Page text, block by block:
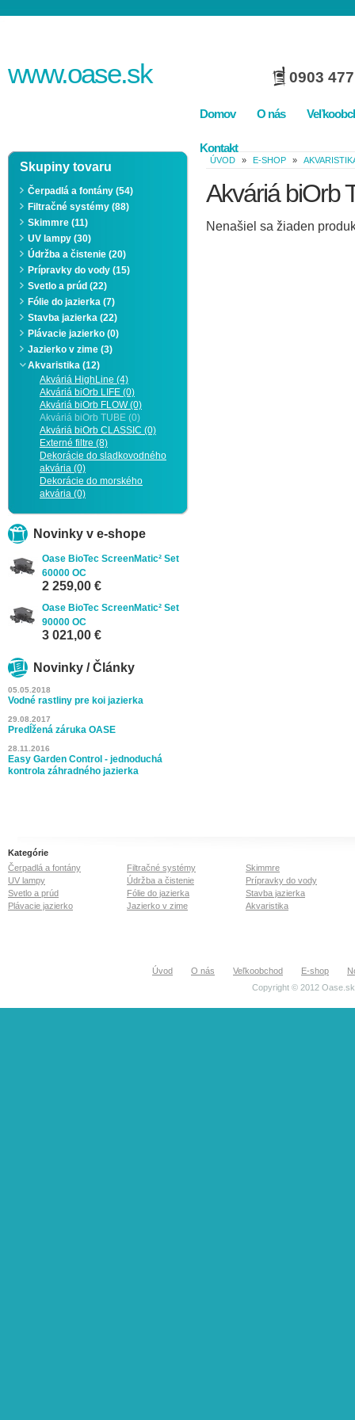
www.oase.sk 0903
Domov O nás
Kontakt
Skupiny tovaru
Čerpadlá a fontány (54)
Filtračné systémy (88)
Skimmre (11)
UV lampy (30)
Údržba a čistenie (20)
Prípravky do vody (15)
Svetlo a prúd (22)
Fólie do jazierka (7)
Stavba jazierka (22)
Plávacie jazierko (0)
Jazierko v zime (3)
Akvaristika (12)
Akváriá HighLine (4)
Akváriá biOrb LIFE (0)
Akváriá biOrb FLOW (0)
Akváriá biOrb TUBE (0)
Akváriá biOrb CLASSIC (0)
Externé filtre (8)
Dekorácie do sladkovodného
akvária (0)
Dekorácie do morského
akvária (0)
Novinky v e-shope
Oase BioTec ScreenMatic² Set
60000 OC
2 259,00 €
Oase BioTec ScreenMatic² Set
90000 OC
3 021,00 €
Novinky / Články
05.05.2018
Vodné rastliny pre koi jazierka
29.08.2017
Predĺžená záruka OASE
28.11.2016
Easy Garden Control - jednoduchá
kontrola záhradného jazierka
ÚVOD » E-SHOP »
Akváriá biOrb
Nenašiel sa žiaden
Kategórie
Čerpadlá a fontány
Filtračné systémy
Skimmre
UV lampy
Údržba a čistenie
Prípravky do vody
Svetlo a prúd
Fólie do jazierka
Stavba jazierka
Plávacie jazierko
Jazierko v zime Akvaristika
Úvod O nás Veľkoobchod E-shop
Copyright © 2012